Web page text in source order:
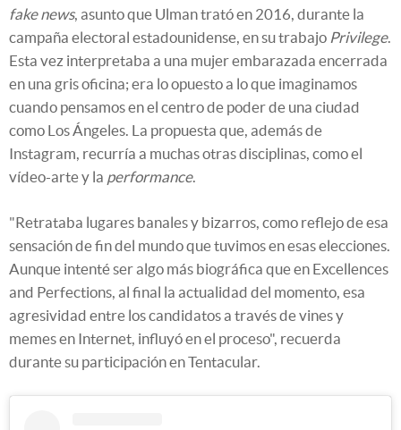
fake news, asunto que Ulman trató en 2016, durante la
campaña electoral estadounidense, en su trabajo Privilege.
Esta vez interpretaba a una mujer embarazada encerrada
en una gris oficina; era lo opuesto a lo que imaginamos
cuando pensamos en el centro de poder de una ciudad
como Los Ángeles. La propuesta que, además de
Instagram, recurría a muchas otras disciplinas, como el
vídeo-arte y la performance.
"Retrataba lugares banales y bizarros, como reflejo de esa
sensación de fin del mundo que tuvimos en esas elecciones.
Aunque intenté ser algo más biográfica que en Excellences
and Perfections, al final la actualidad del momento, esa
agresividad entre los candidatos a través de vines y
memes en Internet, influyó en el proceso", recuerda
durante su participación en Tentacular.